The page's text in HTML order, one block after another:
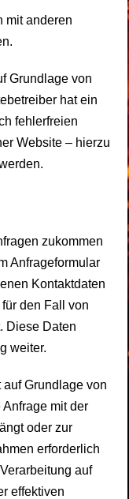
mit anderen
Grundlage von
hat ein
fehlerfreien
Website – hierzu
zukommen
Anfrageformular
Kontaktdaten
den Fall von
Diese Daten
weiter.
Grundlage von
Anfrage mit der
oder zur
erforderlich
auf
effektiven